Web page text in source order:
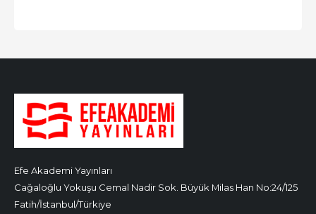
Efe Akademi Yayınları
Cağaloğlu Yokuşu Cemal Nadir Sok. Büyük Milas Han No:24/125
Fatih/İstanbul/Türkiye